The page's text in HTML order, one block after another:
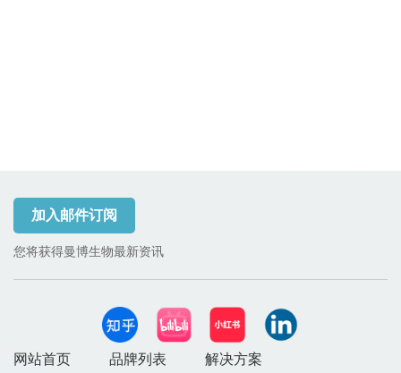
加入邮件订阅
您将获得曼博生物最新资讯
网站首页 品牌列表
解决方案